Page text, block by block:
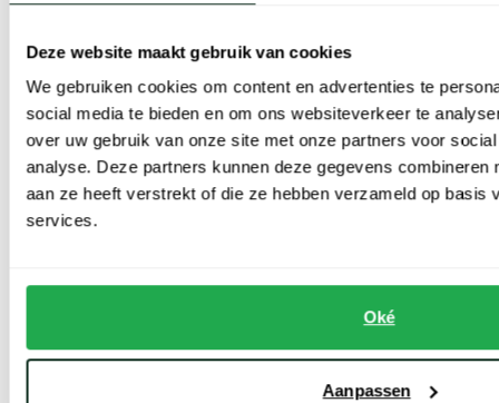
Deze website maakt gebruik van cookies
We gebruiken cookies om content en advertenties te
social media te bieden en om ons websiteverkeer te
over uw gebruik van onze site met onze partners voor
analyse. Deze partners kunnen deze gegevens combineren
aan ze heeft verstrekt of die ze hebben verzameld op basis
services.
Oké
Aanpassen
over een overhemd te dragen. Hier creëert de V-neklijn ruimte
voor de boord van uw overhemd. De truien met ronde hals truien
geven een cleane, minimalistische look die zowel casual als zakelijk
gedragen kan worden. Ook in onze Ralph Lauren truien outlet
kunt u rekenen op een uitgebreid assortiment, van een gebreide
trui tot een formele pullover met ronde hals of V-hals tot een
logo. Er is genoeg keuze in onze scherp geprijsde online SALE van